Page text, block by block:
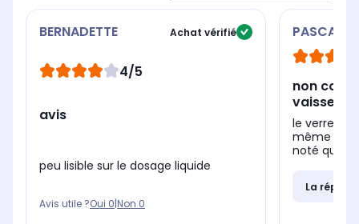
BERNADETTE Achat vérifié
4/5
avis
peu lisible sur le dosage liquide
Avis utile ?Oui 0|Non 0
PASCALE
non
vaisselle
le verre
même
noté qu'il
La